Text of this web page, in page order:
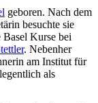
geboren. Nach dem
besuchte sie
Kurse bei
. Nebenher
am Institut für
als